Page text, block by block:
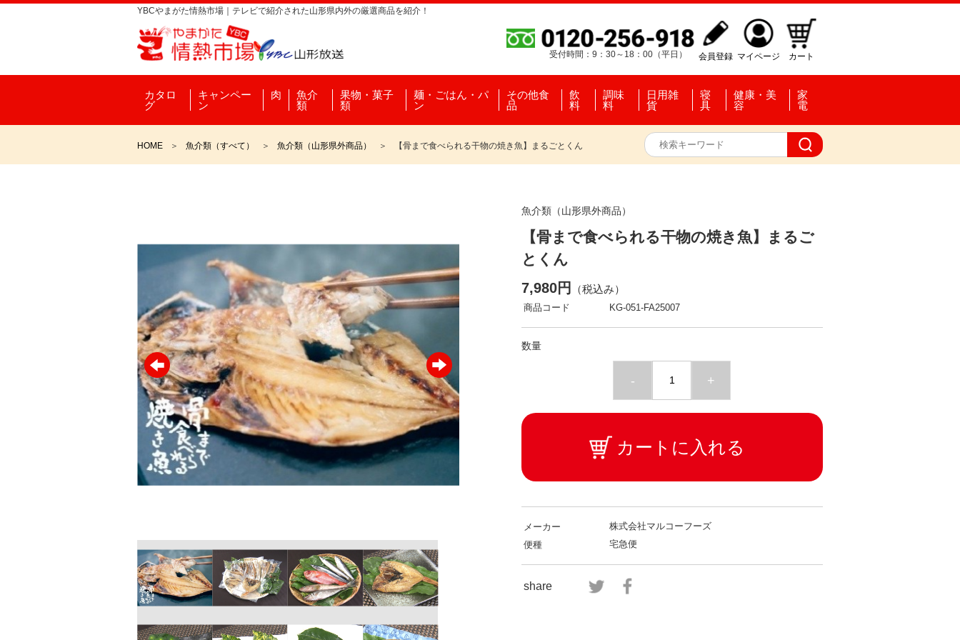
YBCやまがた情熱市場｜テレビで紹介された山形県内外の厳選商品を紹介！
受付時間：9：30～18：00（平日） 会員登録 マイページ カート
カタロ
グ
キャンペー
ン
肉
魚介
類
果物・菓子
類
麺・ごはん・パ
ン
その他食
品
飲
料
調味
料
日用雑
貨
寝
具
健康・美
容
家
電
HOME 魚介類（すべて） 魚介類（山形県外商品） 【骨まで食べられる干物の焼き魚】まるごとくん
魚介類（山形県外商品）
【骨まで食べられる干物の焼き魚】まるご
とくん
7,980円 （税込み）
商品コード KG-051-FA25007
数量
- +
カートに入れる
メーカー
株式会社マルコーフーズ
便種
宅急便
share